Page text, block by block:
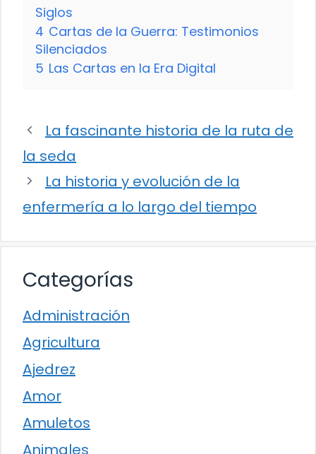
Siglos
4 Cartas de la Guerra: Testimonios
Silenciados
5 Las Cartas en la Era Digital
La fascinante historia de la ruta de
la seda
La historia y evolución de la
enfermería a lo largo del tiempo
Categorías
Administración
Agricultura
Ajedrez
Amor
Amuletos
Animales